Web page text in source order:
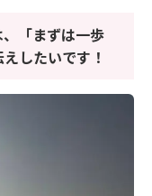
「まずは一歩
したいです！